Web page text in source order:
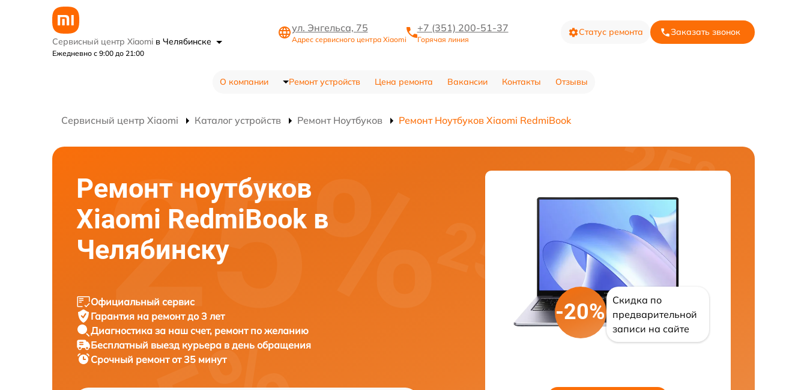
Сервисный центр Xiaomi в Челябинске
Ежедневно с 9:00 до 21:00
ул. Энгельса, 75
Адрес сервисного центра Xiaomi
+7 (351) 200-51-37
Горячая линия
Статус ремонта Заказать звонок
О компании Ремонт устройств Цена ремонта Вакансии Контакты Отзывы
Сервисный центр Xiaomi Каталог устройств Ремонт Ноутбуков Ремонт Ноутбуков Xiaomi RedmiBook
Ремонт ноутбуков
Xiaomi RedmiBook в
Челябинску
Официальный сервис
Гарантия на ремонт до 3 лет
Диагностика за наш счет, ремонт по желанию
Бесплатный выезд курьера в день обращения
Срочный ремонт от 35 минут
-20%
Скидка по
предварительной
записи на сайте